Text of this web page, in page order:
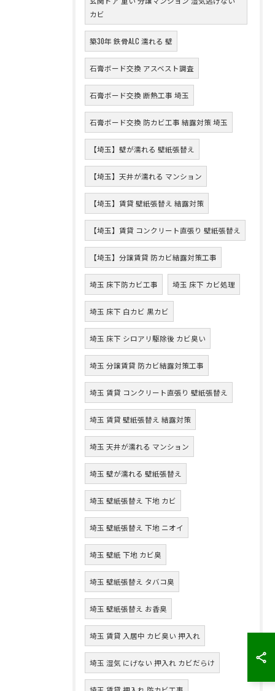
カビ
築30年 鉄骨ALC 濡れる 壁
石膏ボード交換 アスベスト調査
石膏ボード交換 断熱工事 埼玉
石膏ボード交換 防カビ工事 結露対策 埼玉
【埼玉】壁が濡れる 壁紙張替え
【埼玉】天井が濡れる マンション
【埼玉】賃貸 壁紙張替え 結露対策
【埼玉】賃貸 コンクリート直張り 壁紙張替え
【埼玉】分譲賃貸 防カビ結露対策工事
埼玉 床下防カビ工事 埼玉 床下 カビ処理
埼玉 床下 白カビ 黒カビ
埼玉 床下 シロアリ駆除後 カビ臭い
埼玉 分譲賃貸 防カビ結露対策工事
埼玉 賃貸 コンクリート直張り 壁紙張替え
埼玉 賃貸 壁紙張替え 結露対策
埼玉 天井が濡れる マンション
埼玉 壁が濡れる 壁紙張替え
埼玉 壁紙張替え 下地 カビ
埼玉 壁紙張替え 下地 ニオイ
埼玉 壁紙 下地 カビ臭
埼玉 壁紙張替え タバコ臭
埼玉 壁紙張替え お香臭
埼玉 賃貸 入居中 カビ臭い 押入れ
埼玉 湿気 にげない 押入れ カビだらけ